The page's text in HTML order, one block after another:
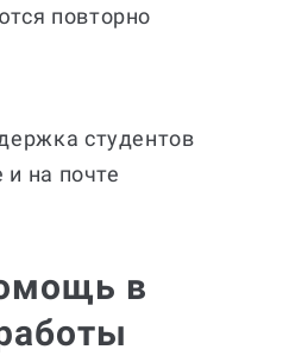
повторно
студентов
и на почте
в